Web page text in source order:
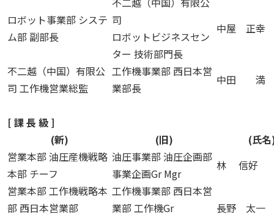
ロボット事業部 システ
ム部 副部長
司
ロボットビジネスセン
ター 技術部門長
中屋 正幸
不二越（中国）有限公
司 工作機営業総監
工作機事業部 西日本営
業部長
中田 満
[ 課 長 級 ]
(新)
(旧)
(氏
営業本部 油圧産機戦略
本部 チーフ
油圧事業部 油圧企画部
事業企画Gr Mgr
林 信好
営業本部 工作機戦略本
部 西日本営業部
工作機事業部 西日本営
業部 工作機Gr
長野 太一